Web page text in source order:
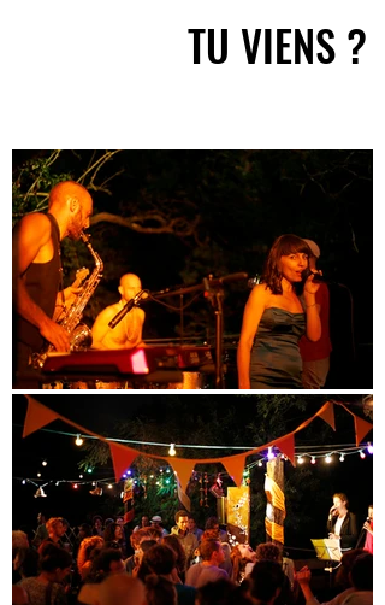
TU VIENS ?
TU VIENS ?